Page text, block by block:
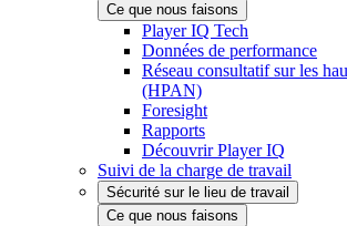
Ce que nous faisons
Player IQ Tech
Données de performance
Réseau consultatif sur les
(HPAN)
Foresight
Rapports
Découvrir Player IQ
Suivi de la charge de travail
Sécurité sur le lieu de travail
Ce que nous faisons